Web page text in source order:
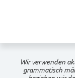
Wir verwenden
grammatisch